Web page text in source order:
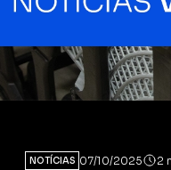
NOTÍCIAS 07/10/2025 2